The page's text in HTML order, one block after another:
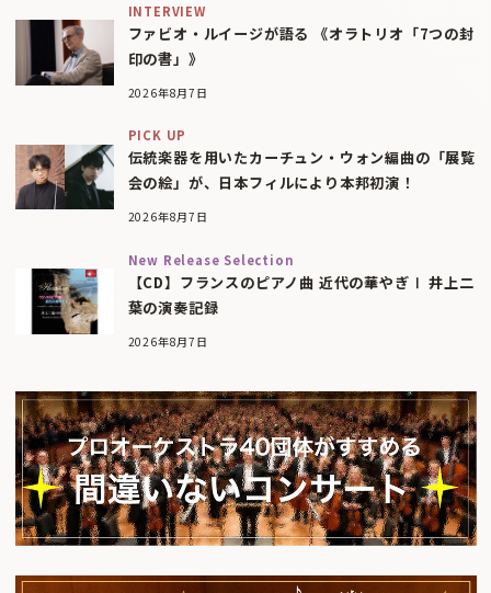
INTERVIEW
ファビオ・ルイージが語る 《オラトリオ「7つの封
印の書」》
2026年8月7日
PICK UP
伝統楽器を用いたカーチュン・ウォン編曲の「展覧
会の絵」が、日本フィルにより本邦初演！
2026年8月7日
New Release Selection
【CD】フランスのピアノ曲 近代の華やぎⅠ 井上二
葉の演奏記録
2026年8月7日